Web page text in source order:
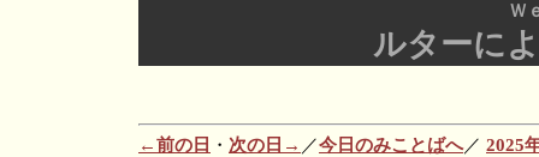
Ｗ
ルターに
←前の日 ・ 次の日→ ／今日のみことばへ／ 2025